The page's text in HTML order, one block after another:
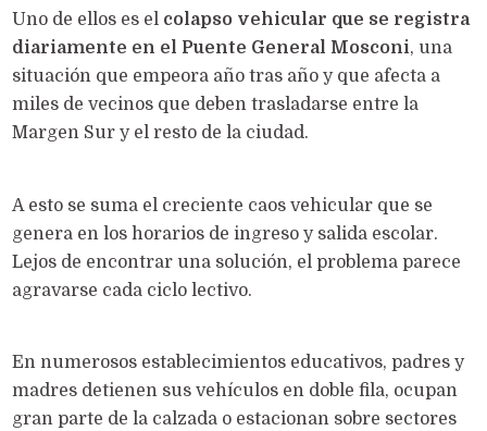
Uno de ellos es el colapso vehicular que se registra
diariamente en el Puente General Mosconi, una
situación que empeora año tras año y que afecta a
miles de vecinos que deben trasladarse entre la
Margen Sur y el resto de la ciudad.
A esto se suma el creciente caos vehicular que se
genera en los horarios de ingreso y salida escolar.
Lejos de encontrar una solución, el problema parece
agravarse cada ciclo lectivo.
En numerosos establecimientos educativos, padres y
madres detienen sus vehículos en doble fila, ocupan
gran parte de la calzada o estacionan sobre sectores